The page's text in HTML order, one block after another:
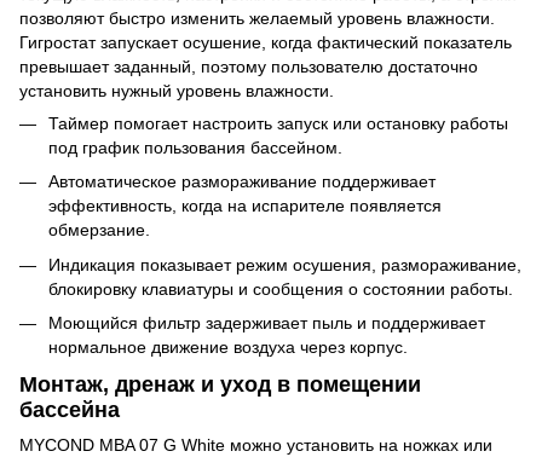
позволяют быстро изменить желаемый уровень влажности.
Гигростат запускает осушение, когда фактический показатель
превышает заданный, поэтому пользователю достаточно
установить нужный уровень влажности.
Таймер помогает настроить запуск или остановку работы
под график пользования бассейном.
Автоматическое размораживание поддерживает
эффективность, когда на испарителе появляется
обмерзание.
Индикация показывает режим осушения, размораживание,
блокировку клавиатуры и сообщения о состоянии работы.
Моющийся фильтр задерживает пыль и поддерживает
нормальное движение воздуха через корпус.
Монтаж, дренаж и уход в помещении
бассейна
MYCOND MBA 07 G White можно установить на ножках или